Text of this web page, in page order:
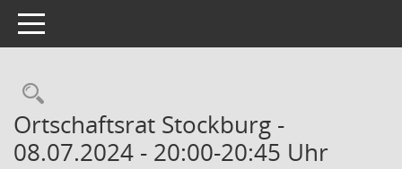
Toggle navigation
Ortschaftsrat Stockburg -
08.07.2024 - 20:00-20:45 Uhr